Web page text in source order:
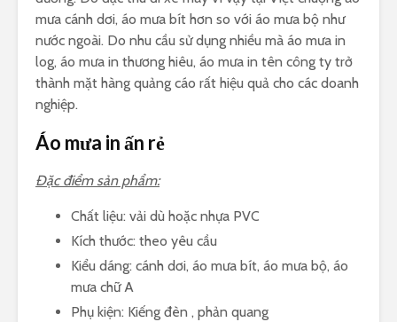
mưa cánh dơi, áo mưa bít hơn so với áo mưa bộ như
nước ngoài. Do nhu cầu sử dụng nhiều mà áo mưa in
log, áo mưa in thương hiêu, áo mưa in tên công ty trở
thành mặt hàng quảng cáo rất hiệu quả cho các doanh
nghiệp.
Áo mưa in ấn rẻ
Đặc điểm sản phẩm:
Chất liệu: vải dù hoặc nhựa PVC
Kích thước: theo yêu cầu
Kiểu dáng: cánh dơi, áo mưa bít, áo mưa bộ, áo
mưa chữ A
Phụ kiện: Kiếng đèn , phản quang